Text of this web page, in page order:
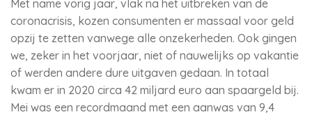
Met name vorig jaar, vlak na het uitbreken van de
coronacrisis, kozen consumenten er massaal voor geld
opzij te zetten vanwege alle onzekerheden. Ook gingen
we, zeker in het voorjaar, niet of nauwelijks op vakantie
of werden andere dure uitgaven gedaan. In totaal
kwam er in 2020 circa 42 miljard euro aan spaargeld bij.
Mei was een recordmaand met een aanwas van 9,4